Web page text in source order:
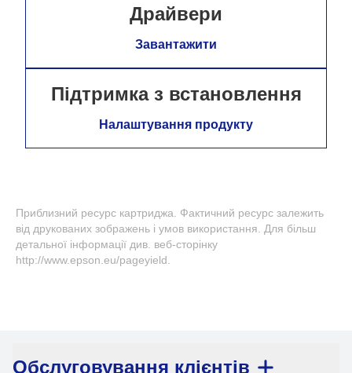
Драйвери
Завантажити
Підтримка з встановлення
Налаштування продукту
Приблизний ресурс картриджа. Фактичний ресурс залежить
від друкованих зображень і умов використання. Для більш
детальної інформації див. веб-сторінку
http://www.epson.eu/pageyield.
Обслуговування клієнтів